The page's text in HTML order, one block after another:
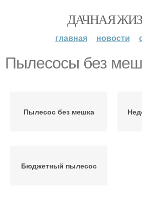
ДАЧНАЯ
главная новости
Пылесосы без
Пылесос без мешка
Бюджетный пылесос